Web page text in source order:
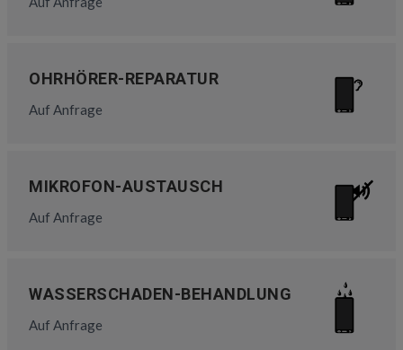
OHRHÖRER-REPARATUR
Auf Anfrage
MIKROFON-AUSTAUSCH
Auf Anfrage
WASSERSCHADEN-BEHANDLUNG
Auf Anfrage